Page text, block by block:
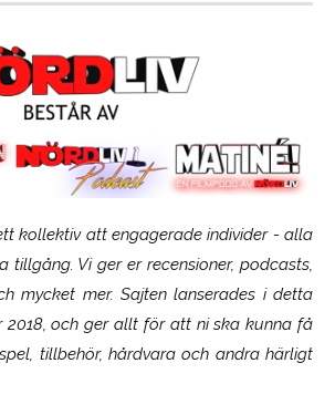
kollektiv att engagerade individer - alla
tillgång. Vi ger er recensioner, podcasts,
mycket mer. Sajten lanserades i detta
2018, och ger allt för att ni ska kunna få
tillbehör, hårdvara och andra härligt